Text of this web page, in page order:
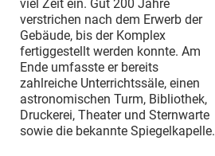
viel Zeit ein. Gut 200 Jahre
verstrichen nach dem Erwerb der
Gebäude, bis der Komplex
fertiggestellt werden konnte. Am
Ende umfasste er bereits
zahlreiche Unterrichtssäle, einen
astronomischen Turm, Bibliothek,
Druckerei, Theater und Sternwarte
sowie die bekannte Spiegelkapelle.